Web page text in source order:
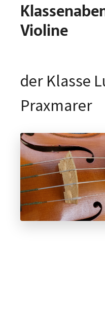
Violine
der Klasse